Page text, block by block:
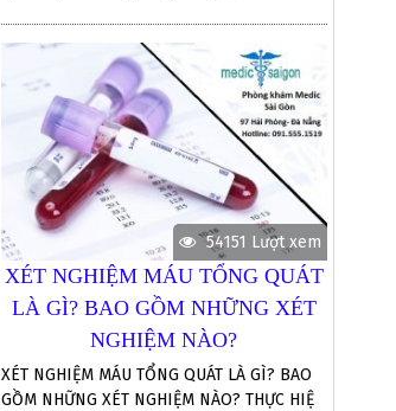
54151 Lượt xem
XÉT NGHIỆM MÁU TỔNG QUÁT
LÀ GÌ? BAO GỒM NHỮNG XÉT
NGHIỆM NÀO?
XÉT NGHIỆM MÁU TỔNG QUÁT LÀ GÌ? BAO
GỒM NHỮNG XÉT NGHIỆM NÀO? THỰC HIỆ